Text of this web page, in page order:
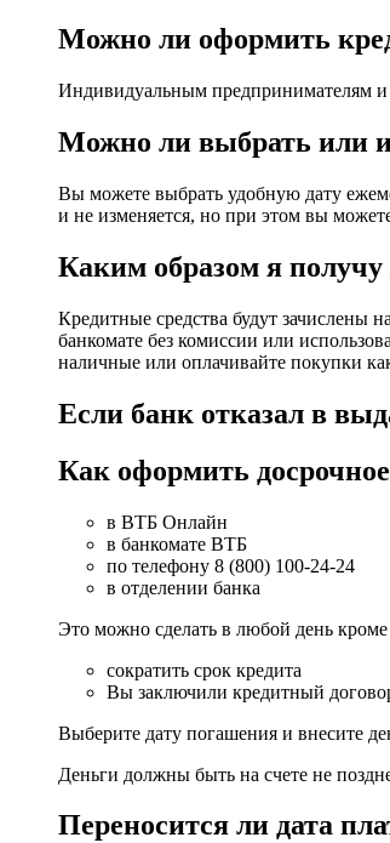
Можно ли оформить
Индивидуальным предпринимателям и
Можно ли выбрать или
Вы можете выбрать удобную дату
и не изменяется, но при этом вы
Каким образом я
Кредитные средства будут зачислены
банкомате без комиссии или
наличные или оплачивайте покупки
Если банк отказал в
Как оформить
в ВТБ Онлайн
в банкомате ВТБ
по телефону 8 (800) 100-24-24
в отделении банка
Это можно сделать в любой день
сократить срок кредита
Вы заключили кредитный
Выберите дату погашения и внесите
Деньги должны быть на счете не
Переносится ли дата